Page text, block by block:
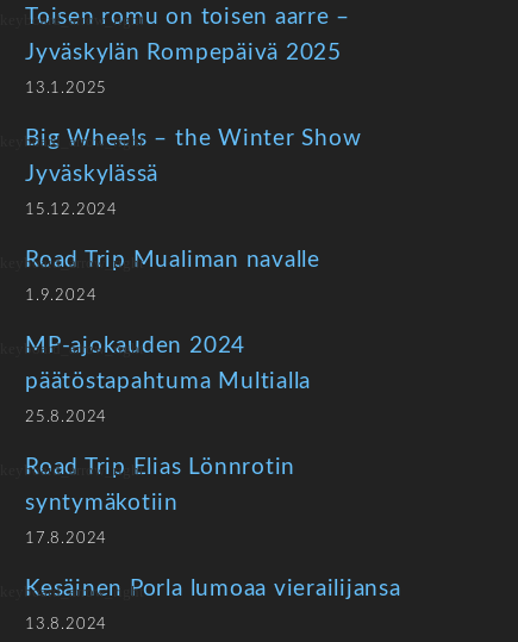
Toisen romu on toisen aarre –
Jyväskylän Rompepäivä 2025
13.1.2025
Big Wheels – the Winter Show
Jyväskylässä
15.12.2024
Road Trip Mualiman navalle
1.9.2024
MP-ajokauden 2024
päätöstapahtuma Multialla
25.8.2024
Road Trip Elias Lönnrotin
syntymäkotiin
17.8.2024
Kesäinen Porla lumoaa vierailijansa
13.8.2024